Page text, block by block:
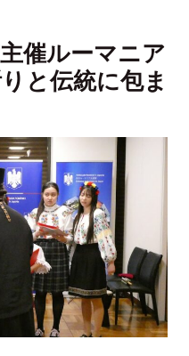
催ルーマニア
と伝統に包ま